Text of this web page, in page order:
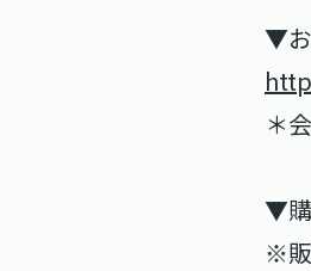
▼お
＊
▼購
※